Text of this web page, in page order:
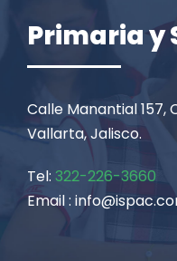
Primaria y
Calle Manantial 157,
Vallarta, Jalisco.
Tel: 322-226-3660
Email :